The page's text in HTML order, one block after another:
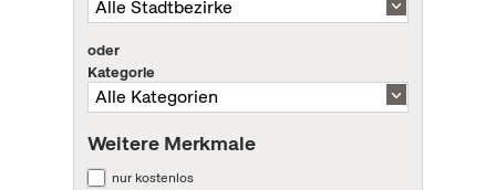
oder
Kategorie
Weitere Merkmale
nur kostenlos